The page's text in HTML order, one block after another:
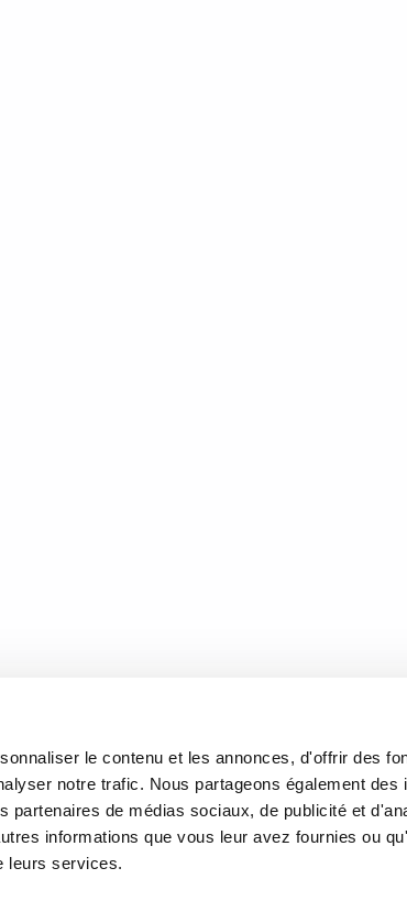
le contenu et les annonces, d'offrir des
notre trafic. Nous partageons également des
partenaires de médias sociaux, de publicité et
informations que vous leur avez fournies ou
leurs services.
Québec, QC
Lundi au mercredi: 9h00
Jeudi et vendredi:9h00 à
Samedi: 9h00 à 17h00
Dimanche :10h00 à 17h00